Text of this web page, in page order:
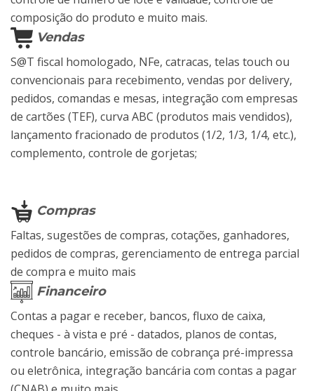
composição do produto e muito mais.
Vendas
S@T fiscal homologado, NFe, catracas, telas touch ou
convencionais para recebimento, vendas por delivery,
pedidos, comandas e mesas, integração com empresas
de cartões (TEF), curva ABC (produtos mais vendidos),
lançamento fracionado de produtos (1/2, 1/3, 1/4, etc.),
complemento, controle de gorjetas;
Compras
Faltas, sugestões de compras, cotações, ganhadores,
pedidos de compras, gerenciamento de entrega parcial
de compra e muito mais
Financeiro
Contas a pagar e receber, bancos, fluxo de caixa,
cheques - à vista e pré - datados, planos de contas,
controle bancário, emissão de cobrança pré-impressa
ou eletrônica, integração bancária com contas a pagar